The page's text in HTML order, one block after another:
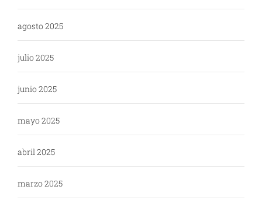
agosto 2025
julio 2025
junio 2025
mayo 2025
abril 2025
marzo 2025